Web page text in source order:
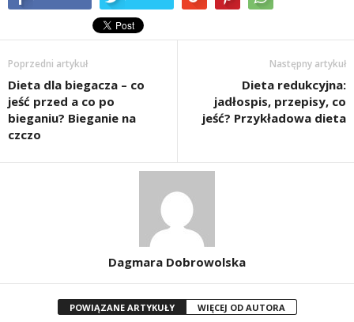
Poprzedni artykuł
Dieta dla biegacza – co
jeść przed a co po
bieganiu? Bieganie na
czczo
Następny artykuł
Dieta redukcyjna:
jadłospis, przepisy, co
jeść? Przykładowa dieta
Dagmara Dobrowolska
POWIĄZANE ARTYKUŁY WIĘCEJ OD AUTORA